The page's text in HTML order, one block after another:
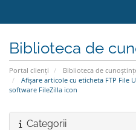
Biblioteca de
Portal clienți
Biblioteca de
Afișare articole cu eticheta FTP File
software FileZilla icon
Categorii